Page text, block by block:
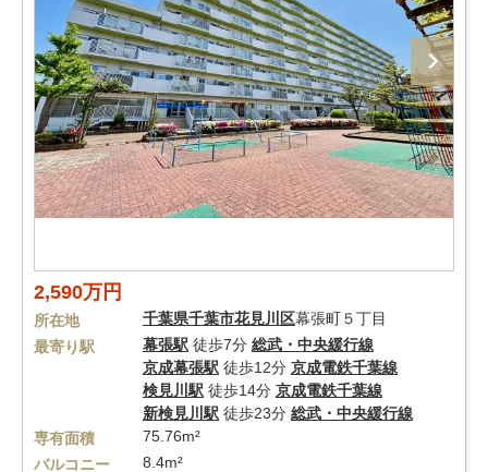
2,590万円
所在地 千葉県千葉市花見川区幕張町５丁目
最寄り駅
幕張駅 徒歩7分 総武・中央緩行線
京成幕張駅 徒歩12分 京成電鉄千葉線
検見川駅 徒歩14分 京成電鉄千葉線
新検見川駅 徒歩23分 総武・中央緩行線
専有面積
75.76m²
バルコニー
8.4m²